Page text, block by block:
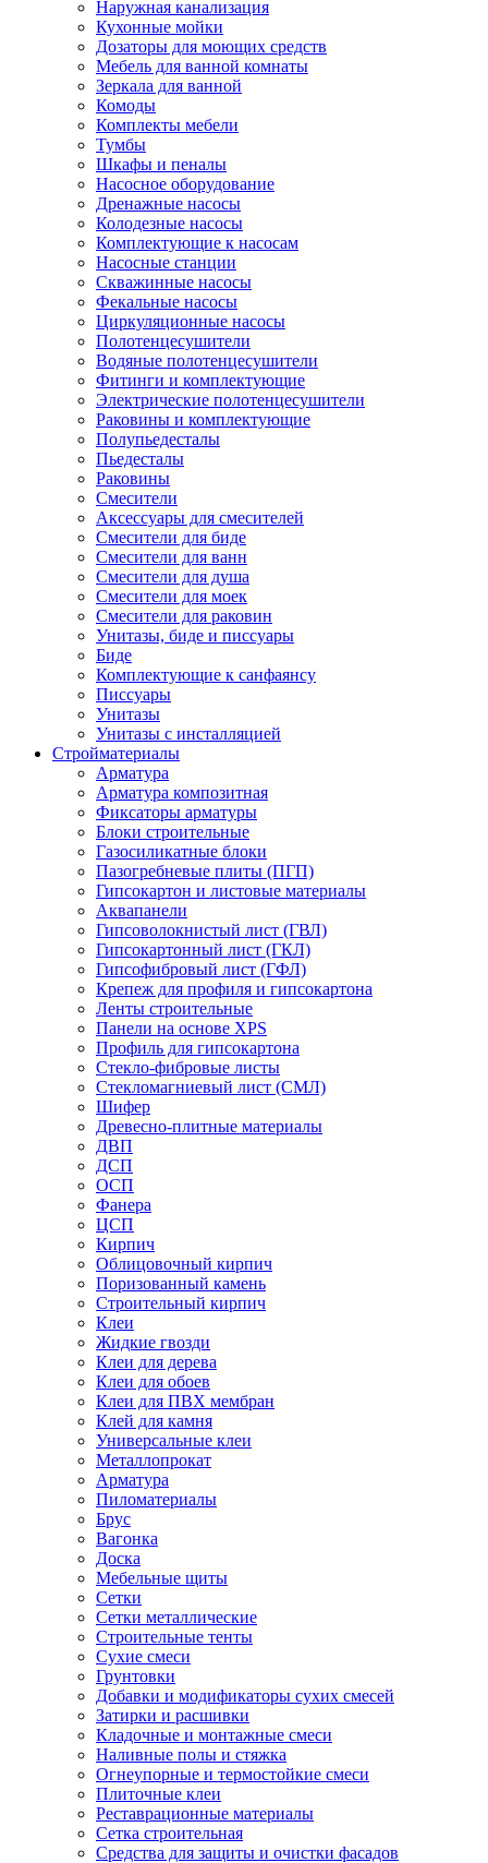
Наружная канализация
Кухонные мойки
Дозаторы для моющих средств
Мебель для ванной комнаты
Зеркала для ванной
Комоды
Комплекты мебели
Тумбы
Шкафы и пеналы
Насосное оборудование
Дренажные насосы
Колодезные насосы
Комплектующие к насосам
Насосные станции
Скважинные насосы
Фекальные насосы
Циркуляционные насосы
Полотенцесушители
Водяные полотенцесушители
Фитинги и комплектующие
Электрические полотенцесушители
Раковины и комплектующие
Полупьедесталы
Пьедесталы
Раковины
Смесители
Аксессуары для смесителей
Смесители для биде
Смесители для ванн
Смесители для душа
Смесители для моек
Смесители для раковин
Унитазы, биде и писсуары
Биде
Комплектующие к санфаянсу
Писсуары
Унитазы
Унитазы с инсталляцией
Стройматериалы
Арматура
Арматура композитная
Фиксаторы арматуры
Блоки строительные
Газосиликатные блоки
Пазогребневые плиты (ПГП)
Гипсокартон и листовые материалы
Аквапанели
Гипсоволокнистый лист (ГВЛ)
Гипсокартонный лист (ГКЛ)
Гипсофибровый лист (ГФЛ)
Крепеж для профиля и гипсокартона
Ленты строительные
Панели на основе XPS
Профиль для гипсокартона
Стекло-фибровые листы
Стекломагниевый лист (СМЛ)
Шифер
Древесно-плитные материалы
ДВП
ДСП
ОСП
Фанера
ЦСП
Кирпич
Облицовочный кирпич
Поризованный камень
Строительный кирпич
Клеи
Жидкие гвозди
Клеи для дерева
Клеи для обоев
Клеи для ПВХ мембран
Клей для камня
Универсальные клеи
Металлопрокат
Арматура
Пиломатериалы
Брус
Вагонка
Доска
Мебельные щиты
Сетки
Сетки металлические
Строительные тенты
Сухие смеси
Грунтовки
Добавки и модификаторы сухих смесей
Затирки и расшивки
Кладочные и монтажные смеси
Наливные полы и стяжка
Огнеупорные и термостойкие смеси
Плиточные клеи
Реставрационные материалы
Сетка строительная
Средства для защиты и очистки фасадов